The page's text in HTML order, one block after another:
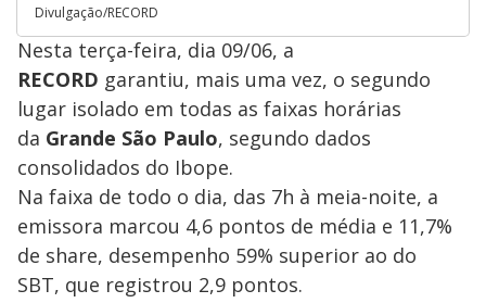
Divulgação/RECORD
Nesta terça-feira, dia 09/06, a
RECORD garantiu, mais uma vez, o segundo
lugar isolado em todas as faixas horárias
da Grande São Paulo, segundo dados
consolidados do Ibope.
Na faixa de todo o dia, das 7h à meia-noite, a
emissora marcou 4,6 pontos de média e 11,7%
de share, desempenho 59% superior ao do
SBT, que registrou 2,9 pontos.